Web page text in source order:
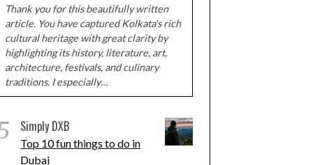
Thank you for this beautifully written
article. You have captured Kolkata's rich
cultural heritage with great clarity by
highlighting its history, literature, art,
architecture, festivals, and culinary
traditions. I especially…
Simply DXB
Top 10 fun things to do in
Dubai